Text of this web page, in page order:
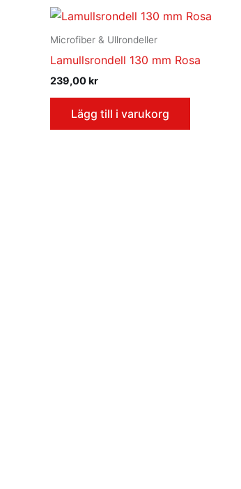
Microfiber & Ullrondeller
Lamullsrondell 130 mm Rosa
239,00kr
Lägg till i varukorg